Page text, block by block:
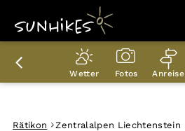
WANDERZIELE
WANDERUNGEN
ENTDECKEN
PLANER
Wetter Fotos Anreise
Rätikon Zentralalpen Liechtenstein